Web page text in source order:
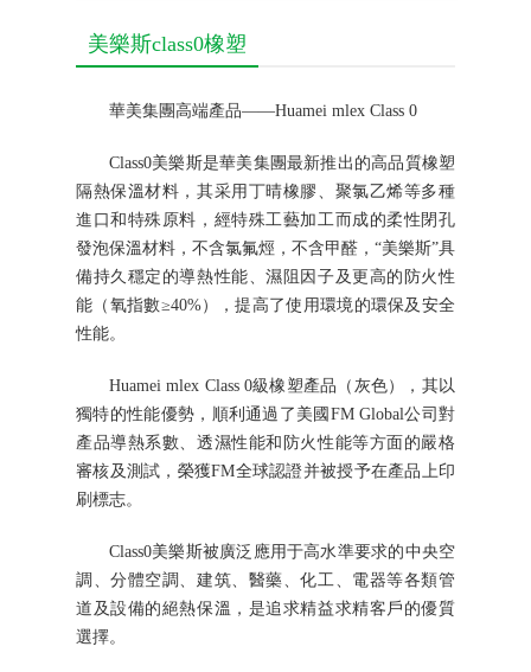
美樂斯class0橡塑
華美集團高端產品——Huamei mlex Class 0
Class0美樂斯是華美集團最新推出的高品質橡塑
隔熱保溫材料，其采用丁晴橡膠、聚氯乙烯等多種
進口和特殊原料，經特殊工藝加工而成的柔性閉孔
發泡保溫材料，不含氯氟烴，不含甲醛，“美樂斯”具
備持久穩定的導熱性能、濕阻因子及更高的防火性
能（氧指數≥40%），提高了使用環境的環保及安全
性能。
Huamei mlex Class 0級橡塑產品（灰色），其以
獨特的性能優勢，順利通過了美國FM Global公司對
產品導熱系數、透濕性能和防火性能等方面的嚴格
審核及測試，榮獲FM全球認證并被授予在產品上印
刷標志。
Class0美樂斯被廣泛應用于高水準要求的中央空
調、分體空調、建筑、醫藥、化工、電器等各類管
道及設備的絕熱保溫，是追求精益求精客戶的優質
選擇。